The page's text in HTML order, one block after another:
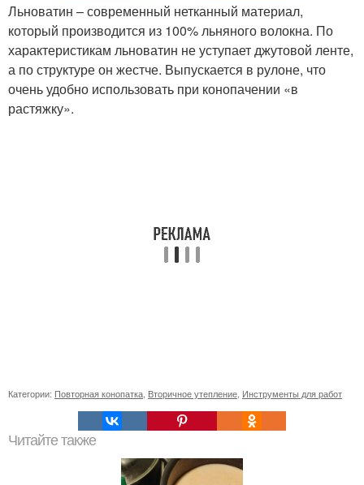
Льноватин – современный нетканный материал,
который производится из 100% льняного волокна. По
характеристикам льноватин не уступает джутовой ленте,
а по структуре он жестче. Выпускается в рулоне, что
очень удобно использовать при конопачении «в
растяжку».
Категории: Повторная конопатка Вторичное утепление Инструменты для работ
Читайте также